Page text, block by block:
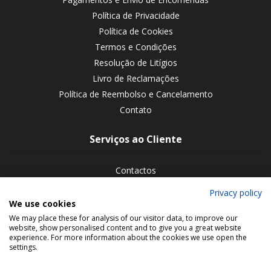
Política de Privacidade
Política de Cookies
Termos e Condições
Resolução de Litígios
Livro de Reclamações
Política de Reembolso e Cancelamento
Contato
Serviços ao Cliente
Contactos
Siga-nos nas redes sociais
Privacy policy
We use cookies
We may place these for analysis of our visitor data, to improve our
website, show personalised content and to give you a great website
experience. For more information about the cookies we use open the
settings.